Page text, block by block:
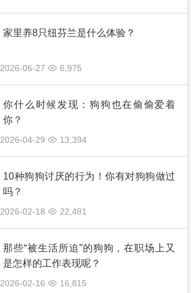
家里养8只纽芬兰是什么体验？
2026-06-27 6,975
你什么时候发现：狗狗也在偷偷爱着
你？
2026-04-29 13,394
10种狗狗讨厌的行为！你有对狗狗做过
吗？
2026-02-18 22,481
那些“被生活所迫”的狗狗，在职场上又
是怎样的工作表现呢？
2026-02-16 16,815